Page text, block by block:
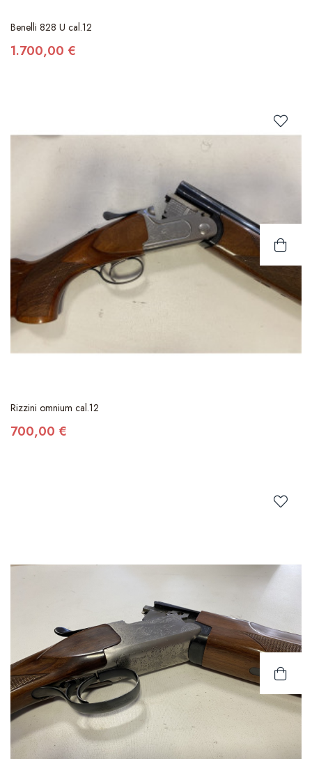
Benelli 828 U cal.12
1.700,00 €
Rizzini omnium cal.12
700,00 €